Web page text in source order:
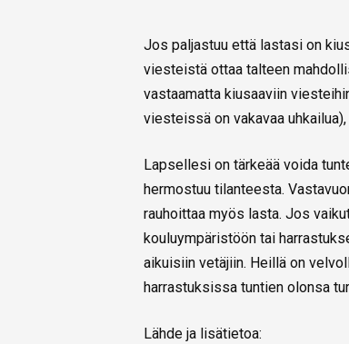
Jos paljastuu että lastasi on
viesteistä ottaa talteen
vastaamatta kiusaaviin
viesteissä on vakavaa
Lapsellesi on tärkeää voida
hermostuu tilanteesta.
rauhoittaa myös lasta. Jos
kouluympäristöön tai
aikuisiin vetäjiin. Heillä on
harrastuksissa tuntien olonsa
Lähde ja lisätietoa: